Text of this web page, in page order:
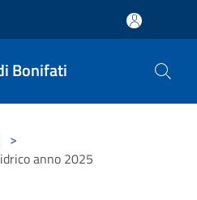
Bonifati
>
anno 2025